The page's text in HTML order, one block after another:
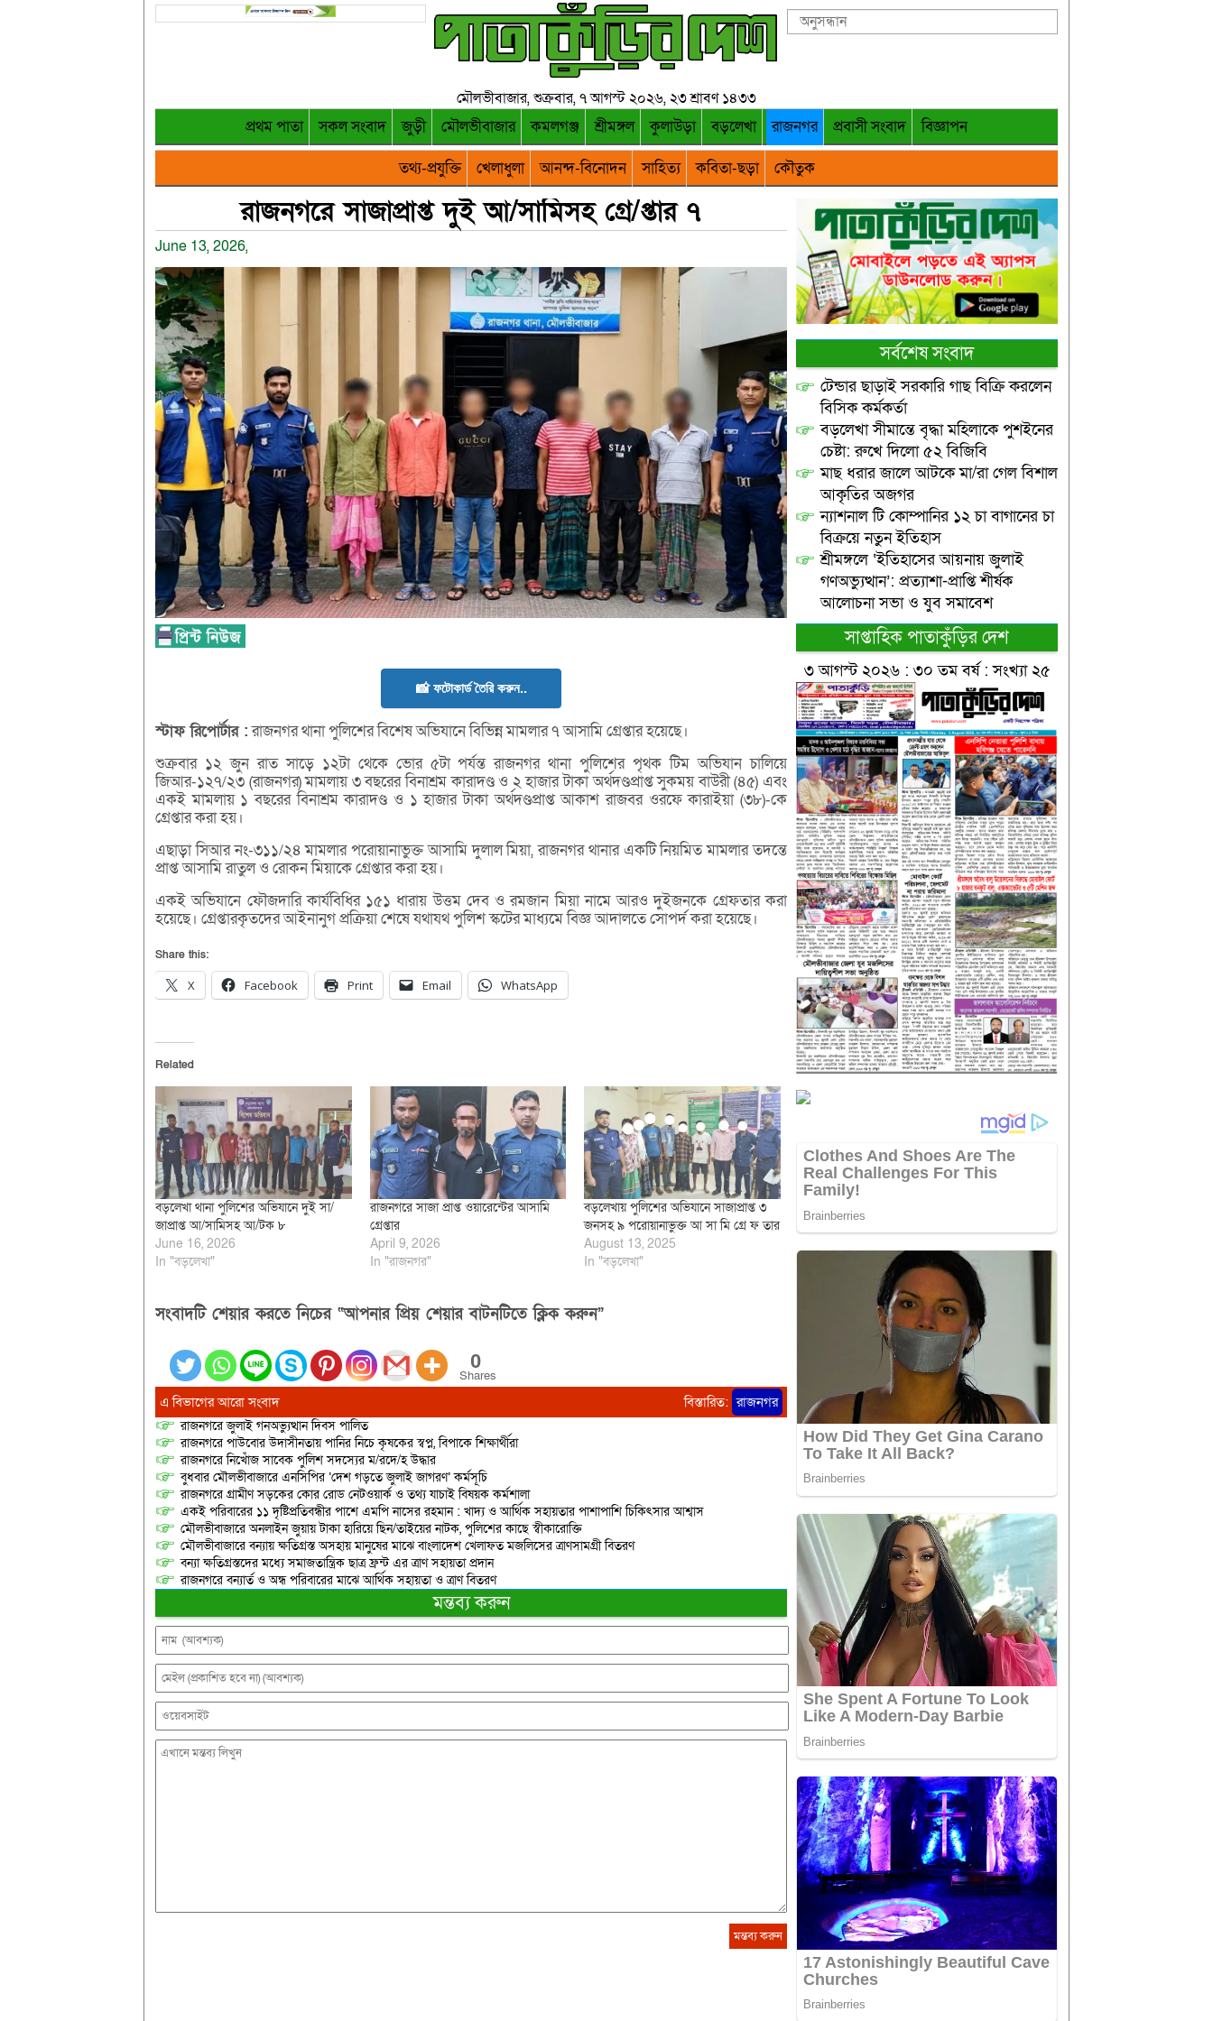
মৌলভীবাজার, শুক্রবার, ৭ আগস্ট ২০২৬, ২৩ শ্রাবণ ১৪৩৩
প্রথম পাতা সকল সংবাদ জুড়ী মৌলভীবাজার কমলগঞ্জ শ্রীমঙ্গল কুলাউড়া বড়লেখা রাজনগর প্রবাসী সংবাদ
বিজ্ঞাপন
তথ্য-প্রযুক্তি
খেলাধুলা আনন্দ-বিনোদন সাহিত্য কবিতা-ছড়া কৌতুক
রাজনগরে সাজাপ্রাপ্ত দুই আ/সামিসহ গ্রে/প্তার ৭
June 13, 2026,
📸 ফটোকার্ড তৈরি করুন..
স্টাফরিপোর্টার :রাজনগর থানা পুলিশের বিশেষ অভিযানে বিভিন্ন মামলার ৭ আসামি গ্রেপ্তার হয়েছে।
শুক্রবার ১২ জুন রাত সাড়ে ১২টা থেকে ভোর ৫টা পর্যন্ত রাজনগর থানা পুলিশের পৃথক টিম অভিযান চালিয়ে
জিআর-১২৭/২৩ (রাজনগর) মামলায় ৩ বছরের বিনাশ্রম কারাদণ্ড ও ২ হাজার টাকা অর্থদণ্ডপ্রাপ্ত সুকময় বাউরী (৪৫) এবং
একই মামলায় ১ বছরের বিনাশ্রম কারাদণ্ড ও ১ হাজার টাকা অর্থদণ্ডপ্রাপ্ত আকাশ রাজবর ওরফে কারাইয়া (৩৮)-কে
গ্রেপ্তার করা হয়।
এছাড়া সিআর নং-৩১১/২৪ মামলার পরোয়ানাভুক্ত আসামি দুলাল মিয়া, রাজনগর থানার একটি নিয়মিত মামলার তদন্তে
প্রাপ্ত আসামি রাতুল ও রোকন মিয়াকে গ্রেপ্তার করা হয়।
একই অভিযানে ফৌজদারি কার্যবিধির ১৫১ ধারায় উত্তম দেব ও রমজান মিয়া নামে আরও দুইজনকে গ্রেফতার করা
হয়েছে। গ্রেপ্তারকৃতদের আইনানুগ প্রক্রিয়া শেষে যথাযথ পুলিশ স্কটের মাধ্যমে বিজ্ঞ আদালতে সোপর্দ করা হয়েছে।
Share this:
X Facebook Print Email WhatsApp
Related
বড়লেখা থানা পুলিশের অভিযানে দুই সা/
জাপ্রাপ্ত আ/সামিসহ আ/টক ৮
June 16, 2026
In "বড়লেখা"
রাজনগরে সাজা প্রাপ্ত ওয়ারেন্টের আসামি
গ্রেপ্তার
April 9, 2026
In "রাজনগর"
বড়লেখায় পুলিশের অভিযানে সাজাপ্রাপ্ত ৩
জনসহ ৯ পরোয়ানাভুক্ত আ সা মি গ্রে ফ তার
August 13, 2025
In "বড়লেখা"
সংবাদটি শেয়ার করতে নিচের “আপনার প্রিয় শেয়ার বাটনটিতে ক্লিক করুন”
0
Shares
এ বিভাগের আরো সংবাদ বিস্তারিত: রাজনগর
রাজনগরে জুলাই গনঅভ্যুত্থান দিবস পালিত
রাজনগরে পাউবোর উদাসীনতায় পানির নিচে কৃষকের স্বপ্ন, বিপাকে শিক্ষার্থীরা
রাজনগরে নিখোঁজ সাবেক পুলিশ সদস্যের ম/রদে/হ উদ্ধার
বুধবার মৌলভীবাজারে এনসিপির ‘দেশ গড়তে জুলাই জাগরণ’ কর্মসূচি
রাজনগরে গ্রামীণ সড়কের কোর রোড নেটওয়ার্ক ও তথ্য যাচাই বিষয়ক কর্মশালা
একই পরিবারের ১১ দৃষ্টিপ্রতিবন্ধীর পাশে এমপি নাসের রহমান : খাদ্য ও আর্থিক সহায়তার পাশাপাশি চিকিৎসার আশ্বাস
মৌলভীবাজারে অনলাইন জুয়ায় টাকা হারিয়ে ছিন/তাইয়ের নাটক, পুলিশের কাছে স্বীকারোক্তি
মৌলভীবাজারে বন্যায় ক্ষতিগ্রস্ত অসহায় মানুষের মাঝে বাংলাদেশ খেলাফত মজলিসের ত্রাণসামগ্রী বিতরণ
বন্যা ক্ষতিগ্রস্তদের মধ্যে সমাজতান্ত্রিক ছাত্র ফ্রন্ট এর ত্রাণ সহায়তা প্রদান
রাজনগরে বন্যার্ত ও অন্ধ পরিবারের মাঝে আর্থিক সহায়তা ও ত্রাণ বিতরণ
মন্তব্য করুন
সর্বশেষ সংবাদ
টেন্ডার ছাড়াই সরকারি গাছ বিক্রি করলেন
বিসিক কর্মকর্তা
বড়লেখা সীমান্তে বৃদ্ধা মহিলাকে পুশইনের
চেষ্টা: রুখে দিলো ৫২ বিজিবি
মাছ ধরার জালে আটকে মা/রা গেল বিশাল
আকৃতির অজগর
ন্যাশনাল টি কোম্পানির ১২ চা বাগানের চা
বিক্রয়ে নতুন ইতিহাস
শ্রীমঙ্গলে ‘ইতিহাসের আয়নায় জুলাই
গণঅভ্যুত্থান’: প্রত্যাশা-প্রাপ্তি শীর্ষক
আলোচনা সভা ও যুব সমাবেশ
সাপ্তাহিক পাতাকুঁড়ির দেশ
৩ আগস্ট ২০২৬ : ৩০ তম বর্ষ : সংখ্যা ২৫